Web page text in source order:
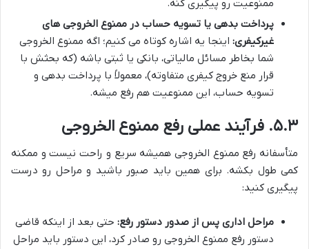
ممنوعیت رو پیگیری کنه.
پرداخت بدهی یا تسویه حساب در ممنوع الخروجی های
غیرکیفری: اینجا یه اشاره کوتاه می کنیم؛ اگه ممنوع الخروجی
شما بخاطر مسائل مالیاتی، بانکی یا ثبتی باشه (که بحثش با
قرار منع خروج کیفری متفاوته)، معمولاً با پرداخت بدهی و
تسویه حساب، این ممنوعیت هم رفع میشه.
۵.۳. فرآیند عملی رفع ممنوع الخروجی
متأسفانه رفع ممنوع الخروجی همیشه سریع و راحت نیست و ممکنه
کمی طول بکشه. برای همین باید صبور باشید و مراحل رو درست
پیگیری کنید:
مراحل اداری پس از صدور دستور رفع: حتی بعد از اینکه قاضی
دستور رفع ممنوع الخروجی رو صادر کرد، این دستور باید مراحل